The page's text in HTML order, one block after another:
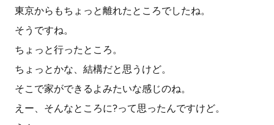
東京からもちょっと離れたところでしたね。
そうですね。
ちょっと行ったところ。
ちょっとかな、結構だと思うけど。
そこで家ができるよみたいな感じのね。
えー、そんなところに?って思ったんですけど。